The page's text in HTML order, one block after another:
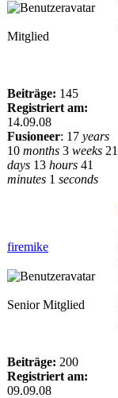
Mitglied
Beiträge: 145
Registriert am:
14.09.08
Fusioneer: 17 years
10 months 3 weeks 21
days 13 hours 41
minutes 1 seconds
firemike
Senior Mitglied
Beiträge: 200
Registriert am:
09.09.08